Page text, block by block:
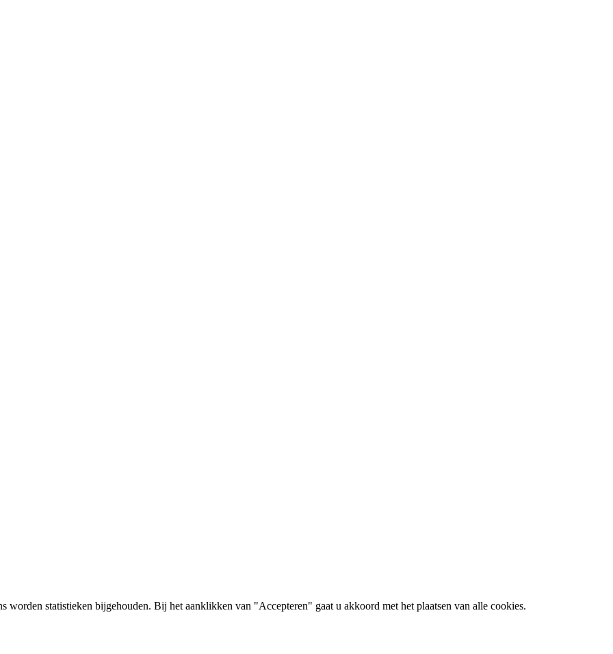
worden statistieken bijgehouden. Bij het aanklikken van "Accepteren" gaat u akkoord met het plaatsen van alle cookies.